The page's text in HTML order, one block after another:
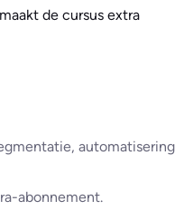
de cursus extra
automatisering
abonnement.